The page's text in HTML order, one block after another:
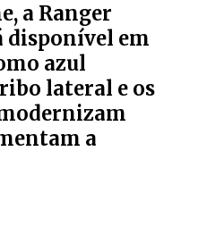
a Ranger
disponível em
azul
lateral e os
a